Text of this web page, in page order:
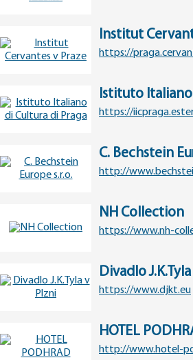
Institut
https://
Istituto
https://
C. Bechstein
http://
NH Collection
https://www.nh-
Divadlo
https://www.djkt.eu
HOTEL
http://www.hotel-